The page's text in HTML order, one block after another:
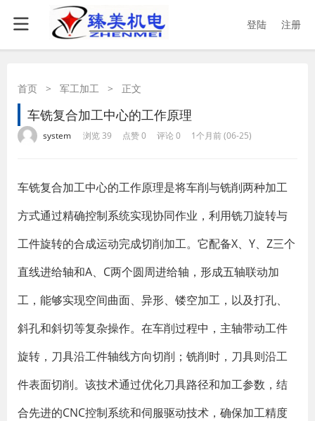
登陆 注册
首页 > 军工加工 > 正文
车铣复合加工中心的工作原理
system 浏览 39 点赞 0 评论 0 1个月前 (06-25)
车铣复合加工中心的工作原理是将车削与铣削两种加工
方式通过精确控制系统实现协同作业，利用铣刀旋转与
工件旋转的合成运动完成切削加工。它配备X、Y、Z三个
直线进给轴和A、C两个圆周进给轴，形成五轴联动加
工，能够实现空间曲面、异形、镂空加工，以及打孔、
斜孔和斜切等复杂操作。在车削过程中，主轴带动工件
旋转，刀具沿工件轴线方向切削；铣削时，刀具则沿工
件表面切削。该技术通过优化刀具路径和加工参数，结
合先进的CNC控制系统和伺服驱动技术，确保加工精度